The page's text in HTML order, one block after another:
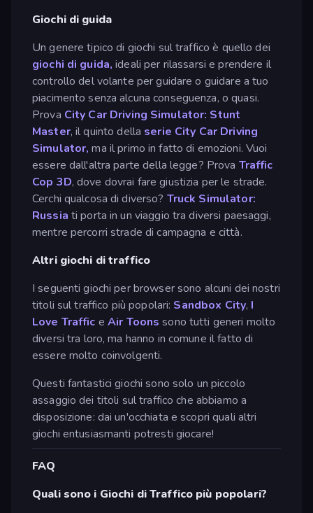
Giochi di guida
Un genere tipico di giochi sul traffico è quello dei
giochi di guida,ideali per rilassarsi e prendere il
controllo del volante per guidare o guidare a tuo
piacimento senza alcuna conseguenza, o quasi.
Prova City Car Driving Simulator: Stunt
Master, il quinto della serie City Car Driving
Simulator, ma il primo in fatto di emozioni. Vuoi
essere dall'altra parte della legge? Prova Traffic
Cop 3D, dove dovrai fare giustizia per le strade.
Cerchi qualcosa di diverso? Truck Simulator:
Russia ti porta in un viaggio tra diversi paesaggi,
mentre percorri strade di campagna e città.
Altri giochi di traffico
I seguenti giochi per browser sono alcuni dei nostri
titoli sul traffico più popolari: Sandbox City, I
Love Traffic e Air Toonssono tutti generi molto
diversi tra loro, ma hanno in comune il fatto di
essere molto coinvolgenti.
Questi fantastici giochi sono solo un piccolo
assaggio dei titoli sul traffico che abbiamo a
disposizione: dai un'occhiata e scopri quali altri
giochi entusiasmanti potresti giocare!
FAQ
Quali sono i Giochi di Traffico più popolari?